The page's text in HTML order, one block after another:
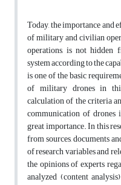
Today, the importance and
of military and civilian
operations, is not hidden
system according to the
is one of the basic
of military drones in
calculation of the criteria
communication of
great importance. In this
from sources, documents
of research variables and
the opinions of experts
analyzed (content